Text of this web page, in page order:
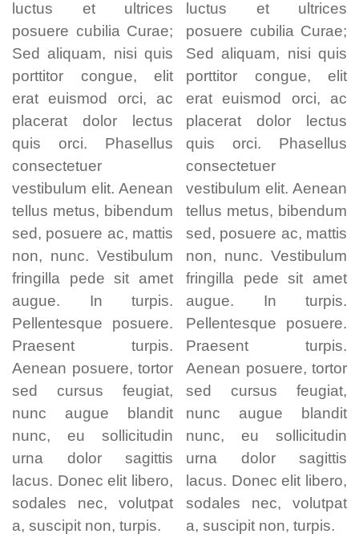
luctus et ultrices
posuere cubilia Curae;
Sed aliquam, nisi quis
porttitor congue, elit
erat euismod orci, ac
placerat dolor lectus
quis orci. Phasellus
consectetuer
vestibulum elit. Aenean
tellus metus, bibendum
sed, posuere ac, mattis
non, nunc. Vestibulum
fringilla pede sit amet
augue. In turpis.
Pellentesque posuere.
Praesent turpis.
Aenean posuere, tortor
sed cursus feugiat,
nunc augue blandit
nunc, eu sollicitudin
urna dolor sagittis
lacus. Donec elit libero,
sodales nec, volutpat
a, suscipit non, turpis.
luctus et ultrices
posuere cubilia Curae;
Sed aliquam, nisi quis
porttitor congue, elit
erat euismod orci, ac
placerat dolor lectus
quis orci. Phasellus
consectetuer
vestibulum elit. Aenean
tellus metus, bibendum
sed, posuere ac, mattis
non, nunc. Vestibulum
fringilla pede sit amet
augue. In turpis.
Pellentesque posuere.
Praesent turpis.
Aenean posuere, tortor
sed cursus feugiat,
nunc augue blandit
nunc, eu sollicitudin
urna dolor sagittis
lacus. Donec elit libero,
sodales nec, volutpat
a, suscipit non, turpis.